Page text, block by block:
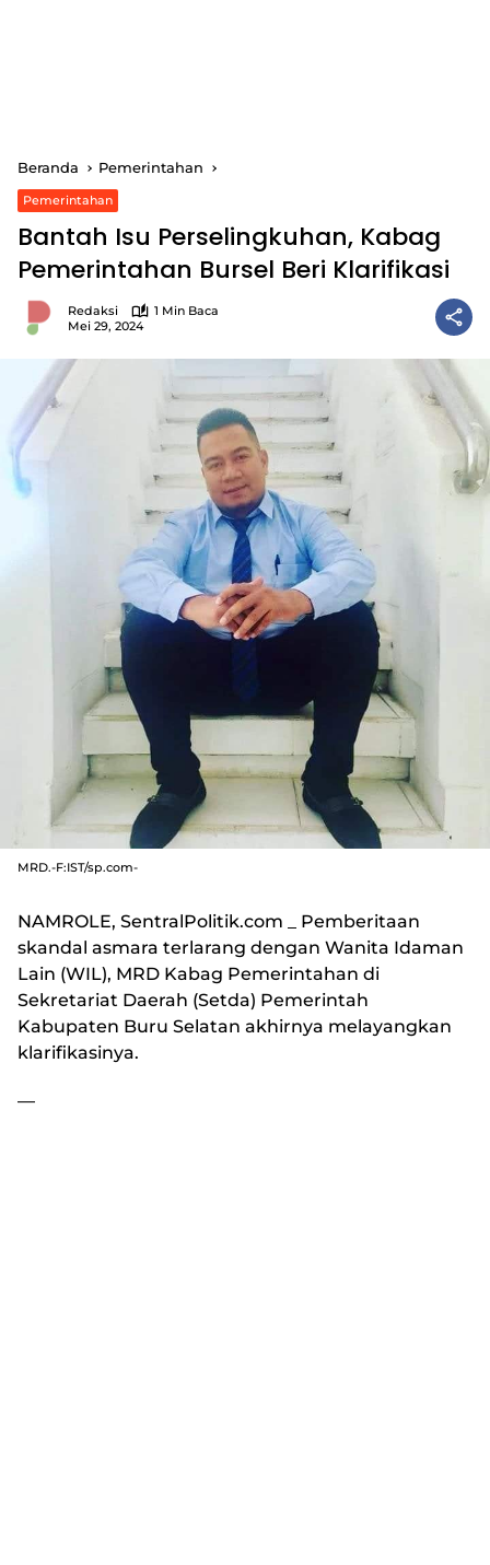
Beranda Pemerintahan
Pemerintahan
Bantah Isu Perselingkuhan, Kabag
Pemerintahan Bursel Beri Klarifikasi
Redaksi
1 Min Baca
Mei 29, 2024
MRD.-F:IST/sp.com-
NAMROLE, SentralPolitik.com _ Pemberitaan
skandal asmara terlarang dengan Wanita Idaman
Lain (WIL), MRD Kabag Pemerintahan di
Sekretariat Daerah (Setda) Pemerintah
Kabupaten Buru Selatan akhirnya melayangkan
klarifikasinya.
—